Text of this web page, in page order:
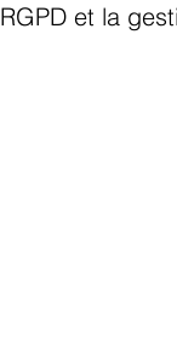
RGPD et la